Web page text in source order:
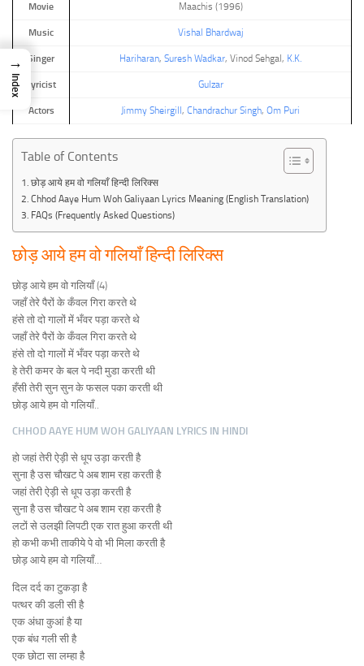
Movie Maachis (1996)
Music Vishal Bhardwaj
Singer Hariharan, Suresh Wadkar, Vinod Sehgal, K.K.
Lyricist Gulzar
Actors Jimmy Sheirgill , Chandrachur Singh, Om Puri
Table of Contents
छोड़ आये हम वो गलियाँ हिन्दी लिरिक्स
Chhod Aaye Hum Woh Galiyaan Lyrics Meaning (English Translation)
FAQs (Frequently Asked Questions)
छोड़ आये हम वो गलियाँ हिन्दी लिरिक्स
छोड़ आये हम वो गलियाँ (4)
जहाँ तेरे पैरों के कँवल गिरा करते थे
हंसे तो दो गालों में भँवर पड़ा करते थे
जहाँ तेरे पैरों के कँवल गिरा करते थे
हंसे तो दो गालों में भँवर पड़ा करते थे
हे तेरी कमर के बल पे नदी मुडा करती थी
हँसी तेरी सुन सुन के फसल पका करती थी
छोड़ आये हम वो गलियाँ..
CHHOD AAYE HUM WOH GALIYAAN LYRICS IN HINDI
हो जहां तेरी ऐड़ी से धूप उड़ा करती है
सुना है उस चौखट पे अब शाम रहा करती है
जहां तेरी ऐड़ी से धूप उड़ा करती है
सुना है उस चौखट पे अब शाम रहा करती है
लटों से उलझी लिपटी एक रात हुआ करती थी
हो कभी कभी ताकीये पे वो भी मिला करती है
छोड़ आये हम वो गलियाँ…
दिल दर्द का टुकड़ा है
पत्थर की डली सी है
एक अंधा कुआं है या
एक बंध गली सी है
एक छोटा सा लम्हा है
→
Index